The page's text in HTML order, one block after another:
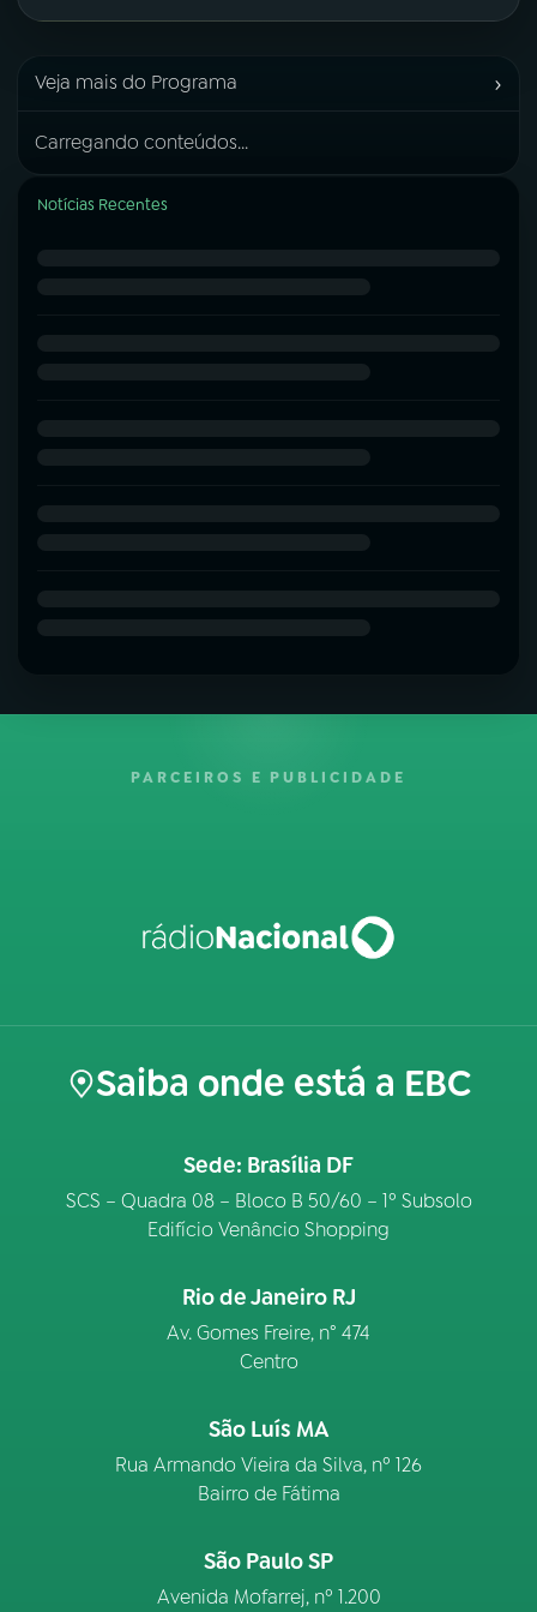
Veja mais do Programa ›
Carregando conteúdos...
Notícias Recentes
PARCEIROS E PUBLICIDADE
Saiba onde está a EBC
Sede: Brasília DF
SCS – Quadra 08 – Bloco B 50/60 – 1º Subsolo
Edifício Venâncio Shopping
Rio de Janeiro RJ
Av. Gomes Freire, n° 474
Centro
São Luís MA
Rua Armando Vieira da Silva, nº 126
Bairro de Fátima
São Paulo SP
Avenida Mofarrej, nº 1.200